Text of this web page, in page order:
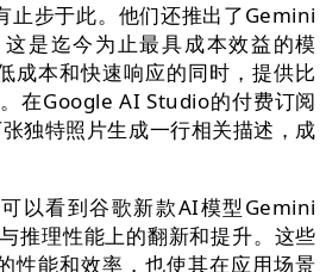
步于此。他们还推出了Gemini
是迄今为止最具成本效益的模
成本和快速响应的同时，提供比
在Google AI Studio的付费订阅
独特照片生成一行相关描述，成
看到谷歌新款AI模型Gemini
推理性能上的翻新和提升。这些
性能和效率，也使其在应用场景